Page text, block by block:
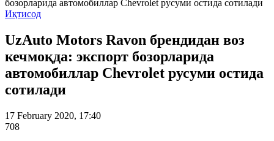
Иқтисод
UzAuto Motors Ravon брендидан воз
кечмоқда: экспорт бозорларида
автомобиллар Chevrolet русуми остида
сотилади
17 February 2020, 17:40
708